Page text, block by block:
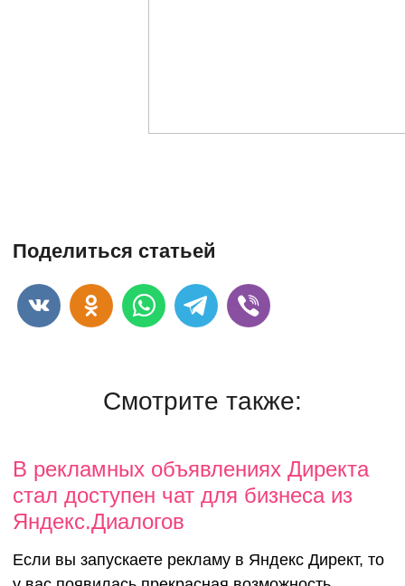
Поделиться статьей
Смотрите также:
В рекламных объявлениях Директа
стал доступен чат для бизнеса из
Яндекс.Диалогов
Если вы запускаете рекламу в Яндекс Директ, то